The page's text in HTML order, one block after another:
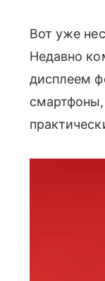
Вот уже
Недавно
дисплеем